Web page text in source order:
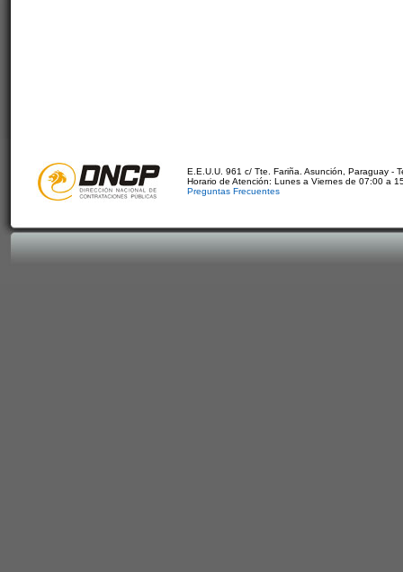
E.E.U.U. 961 c/ Tte. Fariña. Asunción, Paraguay -
Horario de Atención: Lunes a Viernes de 07:00 a
Preguntas Frecuentes